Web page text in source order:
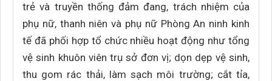
trẻ và truyền thống đảm đang, trách nhiệm của
phụ nữ, thanh niên và phụ nữ Phòng An ninh kinh
tế đã phối hợp tổ chức nhiều hoạt động như tổng
vệ sinh khuôn viên trụ sở đơn vị; dọn dẹp vệ sinh,
thu gom rác thải, làm sạch môi trường; cắt tỉa,